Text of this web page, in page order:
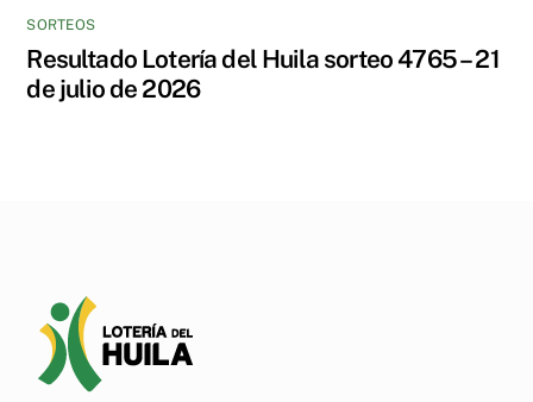
SORTEOS
Resultado Lotería del Huila sorteo 4765 – 21
de julio de 2026